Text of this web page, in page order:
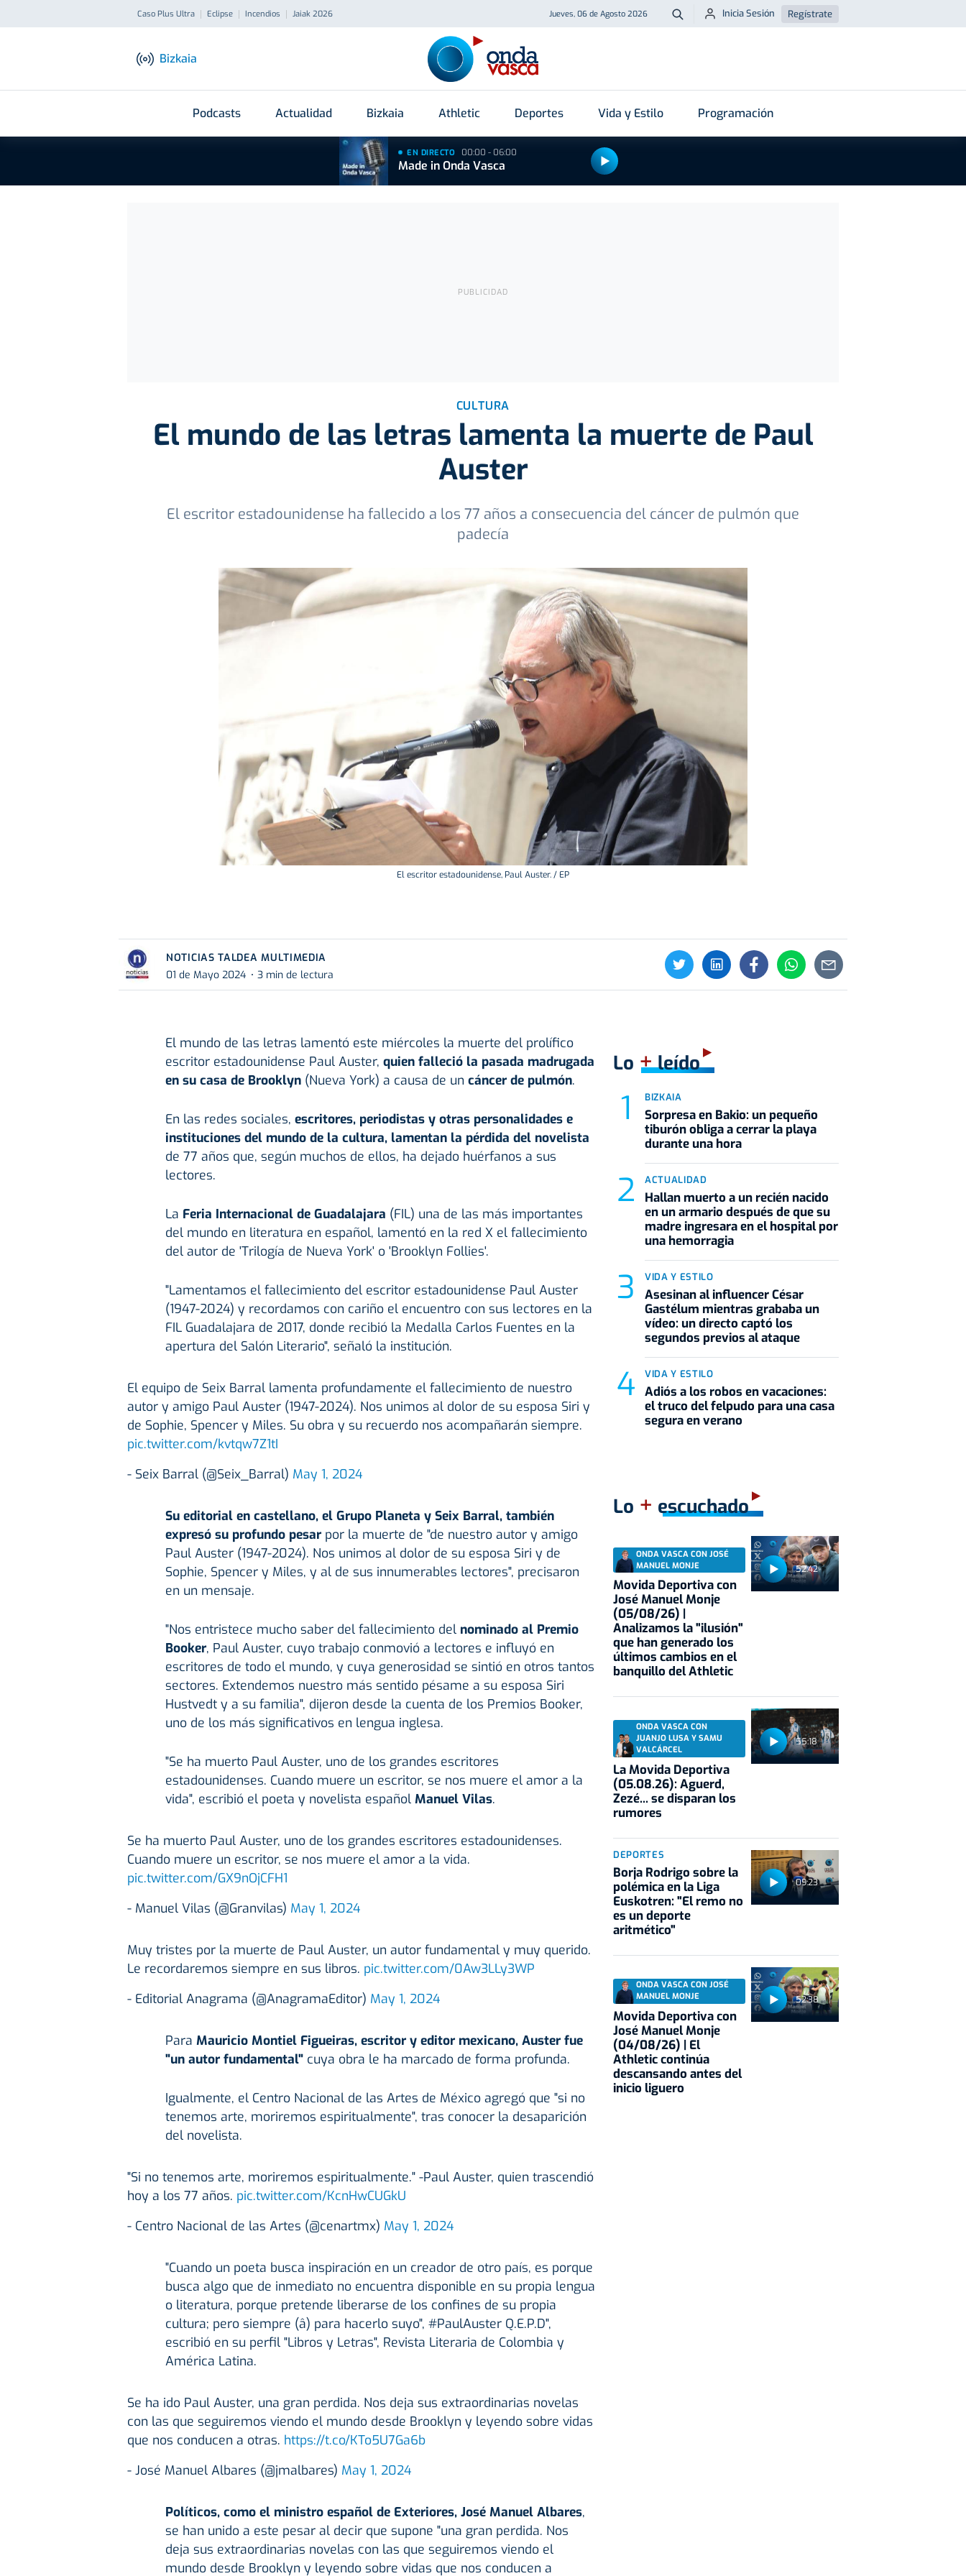
Caso Plus Ultra Eclipse Incendios Jaiak 2026 Jueves, 06 de Agosto 2026 Buscar
Inicia Sesión Regístrate
Bizkaia
Podcasts Actualidad Bizkaia Athletic Deportes Vida y Estilo Programación
EN DIRECTO 00:00 - 06:00
Made in Onda Vasca
CULTURA
El mundo de las letras lamenta la muerte de Paul
Auster
El escritor estadounidense ha fallecido a los 77 años a consecuencia del cáncer de pulmón que
padecía
El escritor estadounidense, Paul Auster. / EP
NOTICIAS TALDEA MULTIMEDIA
01 de Mayo 2024
3 min de lectura
El mundo de las letras lamentó este miércoles la muerte del prolífico
escritor estadounidense Paul Auster, quien falleció la pasada madrugada
en su casa de Brooklyn (Nueva York) a causa de un cáncer de pulmón.
En las redes sociales, escritores, periodistas y otras personalidades e
instituciones del mundo de la cultura, lamentan la pérdida del novelista
de 77 años que, según muchos de ellos, ha dejado huérfanos a sus
lectores.
La Feria Internacional de Guadalajara (FIL) una de las más importantes
del mundo en literatura en español, lamentó en la red X el fallecimiento
del autor de 'Trilogía de Nueva York' o 'Brooklyn Follies'.
"Lamentamos el fallecimiento del escritor estadounidense Paul Auster
(1947-2024) y recordamos con cariño el encuentro con sus lectores en la
FIL Guadalajara de 2017, donde recibió la Medalla Carlos Fuentes en la
apertura del Salón Literario", señaló la institución.
El equipo de Seix Barral lamenta profundamente el fallecimiento de nuestro
autor y amigo Paul Auster (1947-2024). Nos unimos al dolor de su esposa Siri y
de Sophie, Spencer y Miles. Su obra y su recuerdo nos acompañarán siempre.
pic.twitter.com/kvtqw7Z1tI
- Seix Barral (@Seix_Barral) May 1, 2024
Su editorial en castellano, el Grupo Planeta y Seix Barral, también
expresó su profundo pesar por la muerte de "de nuestro autor y amigo
Paul Auster (1947-2024). Nos unimos al dolor de su esposa Siri y de
Sophie, Spencer y Miles, y al de sus innumerables lectores", precisaron
en un mensaje.
"Nos entristece mucho saber del fallecimiento del nominado al Premio
Booker, Paul Auster, cuyo trabajo conmovió a lectores e influyó en
escritores de todo el mundo, y cuya generosidad se sintió en otros tantos
sectores. Extendemos nuestro más sentido pésame a su esposa Siri
Hustvedt y a su familia", dijeron desde la cuenta de los Premios Booker,
uno de los más significativos en lengua inglesa.
"Se ha muerto Paul Auster, uno de los grandes escritores
estadounidenses. Cuando muere un escritor, se nos muere el amor a la
vida", escribió el poeta y novelista españolManuel Vilas.
Se ha muerto Paul Auster, uno de los grandes escritores estadounidenses.
Cuando muere un escritor, se nos muere el amor a la vida.
pic.twitter.com/GX9nOjCFH1
- Manuel Vilas (@Granvilas) May 1, 2024
Muy tristes por la muerte de Paul Auster, un autor fundamental y muy querido.
Le recordaremos siempre en sus libros. pic.twitter.com/0Aw3LLy3WP
- Editorial Anagrama (@AnagramaEditor) May 1, 2024
Para Mauricio Montiel Figueiras, escritor y editor mexicano, Auster fue
"un autor fundamental"cuya obra le ha marcado de forma profunda.
Igualmente, el Centro Nacional de las Artes de México agregó que "si no
tenemos arte, moriremos espiritualmente", tras conocer la desaparición
del novelista.
"Si no tenemos arte, moriremos espiritualmente." -Paul Auster, quien trascendió
hoy a los 77 años. pic.twitter.com/KcnHwCUGkU
- Centro Nacional de las Artes (@cenartmx) May 1, 2024
"Cuando un poeta busca inspiración en un creador de otro país, es porque
busca algo que de inmediato no encuentra disponible en su propia lengua
o literatura, porque pretende liberarse de los confines de su propia
cultura; pero siempre (â) para hacerlo suyo", #PaulAuster Q.E.P.D",
escribió en su perfil "Libros y Letras", Revista Literaria de Colombia y
América Latina.
Se ha ido Paul Auster, una gran perdida. Nos deja sus extraordinarias novelas
con las que seguiremos viendo el mundo desde Brooklyn y leyendo sobre vidas
que nos conducen a otras. https://t.co/KTo5U7Ga6b
- José Manuel Albares (@jmalbares) May 1, 2024
Políticos, como el ministro español de Exteriores, José Manuel Albares,
se han unido a este pesar al decir que supone "una gran perdida. Nos
deja sus extraordinarias novelas con las que seguiremos viendo el
mundo desde Brooklyn y leyendo sobre vidas que nos conducen a
Lo +leído
BIZKAIA
Sorpresa en Bakio: un pequeño
tiburón obliga a cerrar la playa
durante una hora
ACTUALIDAD
Hallan muerto a un recién nacido
en un armario después de que su
madre ingresara en el hospital por
una hemorragia
VIDA Y ESTILO
Asesinan al influencer César
Gastélum mientras grababa un
vídeo: un directo captó los
segundos previos al ataque
VIDA Y ESTILO
Adiós a los robos en vacaciones:
el truco del felpudo para una casa
segura en verano
Lo + escuchado
52:42
ONDA VASCA CON JOSÉ
MANUEL MONJE
Movida Deportiva con
José Manuel Monje
(05/08/26) |
Analizamos la "ilusión"
que han generado los
últimos cambios en el
banquillo del Athletic
55:18
ONDA VASCA CON
JUANJO LUSA Y SAMU
VALCÁRCEL
La Movida Deportiva
(05.08.26): Aguerd,
Zezé... se disparan los
rumores
09:23
DEPORTES
Borja Rodrigo sobre la
polémica en la Liga
Euskotren: "El remo no
es un deporte
aritmético"
52:38
ONDA VASCA CON JOSÉ
MANUEL MONJE
Movida Deportiva con
José Manuel Monje
(04/08/26) | El
Athletic continúa
descansando antes del
inicio liguero